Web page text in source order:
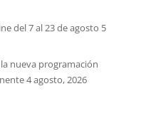
del 7 al 23 de agosto 5
nueva programación
4 agosto, 2026